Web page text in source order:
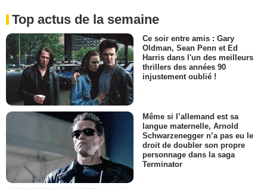
Top actus de la semaine
Ce soir entre amis : Gary
Oldman, Sean Penn et Ed
Harris dans l'un des meilleurs
thrillers des années 90
injustement oublié !
Même si l’allemand est sa
langue maternelle, Arnold
Schwarzenegger n’a pas eu le
droit de doubler son propre
personnage dans la saga
Terminator